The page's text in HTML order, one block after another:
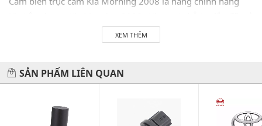
bảo hành 1 đổi 1 cho khách hàng. Chúng tôi cam kết phân
phối phụ tùng chính hãng được nhập khẩu trực tiếp tại các
0945333777 để được tư vấn và hỗ trợ 24/7. Vietparts luôn
XEM THÊM
SẢN PHẨM LIÊN QUAN